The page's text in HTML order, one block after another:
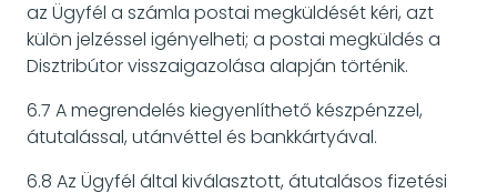
az Ügyfél a számla postai megküldését kéri, azt
külön jelzéssel igényelheti; a postai megküldés a
Disztribútor visszaigazolása alapján történik.
6.7 A megrendelés kiegyenlíthető készpénzzel,
átutalással, utánvéttel és bankkártyával.
6.8 Az Ügyfél által kiválasztott, átutalásos fizetési